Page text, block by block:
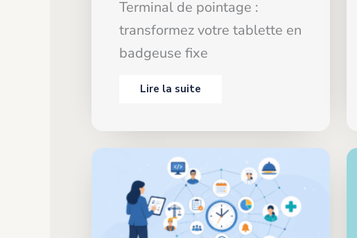
Terminal de pointage :
transformez votre tablette en
badgeuse fixe
Lire la suite